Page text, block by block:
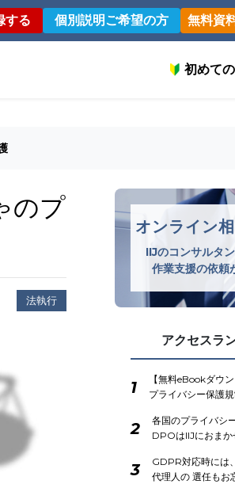
する 個別説明ご希望の方 無料資
初めて
のプ
法執行
オンライン
IIJのコンサルタ
作業支援の依頼
アクセスラ
1
【無料eBookダウ
プライバシー保護
2
各国のプライバシ
DPOはIIJにおまか
3
GDPR対応時には
代理人の 選任もお